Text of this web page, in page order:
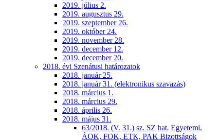
2019. július 2.
2019. augusztus 29.
2019. szeptember 26.
2019. október 24.
2019. november 28.
2019. december 12.
2019. december 20.
2018. évi Szenátusi határozatok
2018. január 25.
2018. január 31. (elektronikus szavazás)
2018. március 1.
2018. március 29.
2018. április 26.
2018. május 31.
63/2018. (V. 31.) sz. SZ hat. Egyetemi,
ÁOK, FOK, ETK, PAK Bizottságok